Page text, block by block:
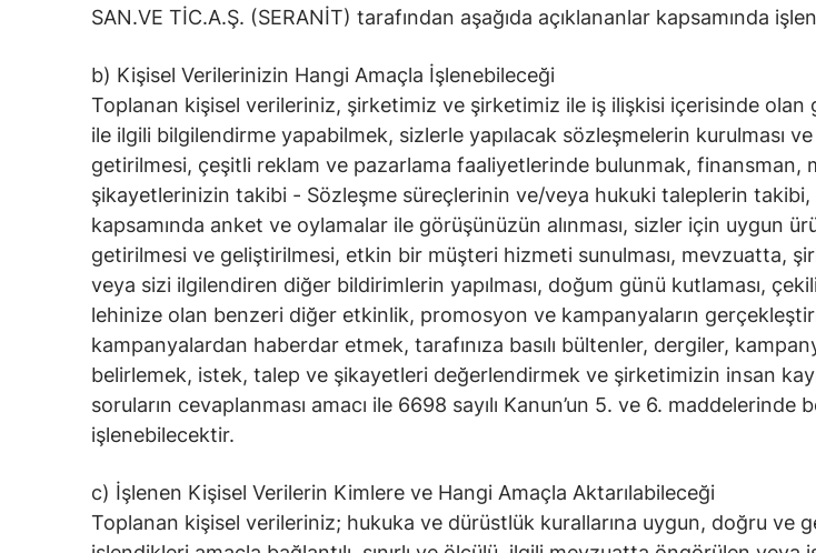
SAN.VE TİC.A.Ş. (SERANİT) tarafından aşağıda açıklananlar kapsamında
b) Kişisel Verilerinizin Hangi Amaçla İşlenebileceği
Toplanan kişisel verileriniz, şirketimiz ve şirketimiz ile iş ilişkisi içerisinde
ile ilgili bilgilendirme yapabilmek, sizlerle yapılacak sözleşmelerin kurulması
getirilmesi, çeşitli reklam ve pazarlama faaliyetlerinde bulunmak,
şikayetlerinizin takibi - Sözleşme süreçlerinin ve/veya hukuki taleplerin
kapsamında anket ve oylamalar ile görüşünüzün alınması, sizler için uygun
getirilmesi ve geliştirilmesi, etkin bir müşteri hizmeti sunulması, mevzuatta,
veya sizi ilgilendiren diğer bildirimlerin yapılması, doğum günü kutlaması,
lehinize olan benzeri diğer etkinlik, promosyon ve kampanyaların
kampanyalardan haberdar etmek, tarafınıza basılı bültenler, dergiler,
belirlemek, istek, talep ve şikayetleri değerlendirmek ve şirketimizin insan
soruların cevaplanması amacı ile 6698 sayılı Kanun’un 5. ve 6.
işlenebilecektir.
c) İşlenen Kişisel Verilerin Kimlere ve Hangi Amaçla Aktarılabileceği
Toplanan kişisel verileriniz; hukuka ve dürüstlük kurallarına uygun, doğru ve